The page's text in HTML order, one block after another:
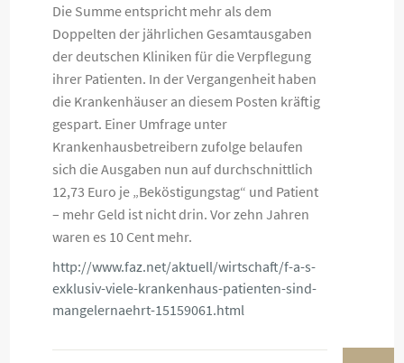
Die Summe entspricht mehr als dem
Doppelten der jährlichen Gesamtausgaben
der deutschen Kliniken für die Verpflegung
ihrer Patienten. In der Vergangenheit haben
die Krankenhäuser an diesem Posten kräftig
gespart. Einer Umfrage unter
Krankenhausbetreibern zufolge belaufen
sich die Ausgaben nun auf durchschnittlich
12,73 Euro je „Beköstigungstag“ und Patient
– mehr Geld ist nicht drin. Vor zehn Jahren
waren es 10 Cent mehr.
http://www.faz.net/aktuell/wirtschaft/f-a-s-
exklusiv-viele-krankenhaus-patienten-sind-
mangelernaehrt-15159061.html